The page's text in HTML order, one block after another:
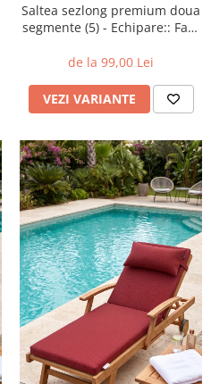
Saltea sezlong premium doua
segmente (5) - Echipare:: Fara
de la 99,00 Lei
VEZI VARIANTE